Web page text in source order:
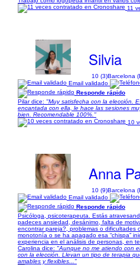
11
Silvia
10 (3)Barcelona
Email validado
Responde rápido
Pilar dice: "Muy satisfecha con la elección.
encantada con ella, le hace las sesiones
bien. Recomendable 100%."
10
Anna
10 (9)Barcelona
Email validado
Responde rápido
Psicóloga, psicoterapeuta. Estás
padeces ansiedad, desánimo, falta de
encontrar pareja?, problemas o dificultades
monotonía o se ha apagado esa “chispa”
experiencia en el análisis de personas, en
Carolina dice: "Aunque no me atiendo con
con la elección. Llevan un tipo de terapia
amables y flexibles..."